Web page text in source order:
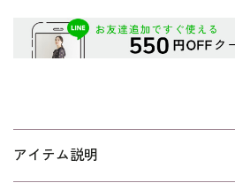
アイテム説明